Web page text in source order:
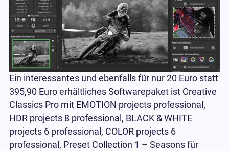
Ein interessantes und ebenfalls für nur 20 Euro statt
395,90 Euro erhältliches Softwarepaket ist Creative
Classics Pro mit EMOTION projects professional,
HDR projects 8 professional, BLACK & WHITE
projects 6 professional, COLOR projects 6
professional, Preset Collection 1 – Seasons für